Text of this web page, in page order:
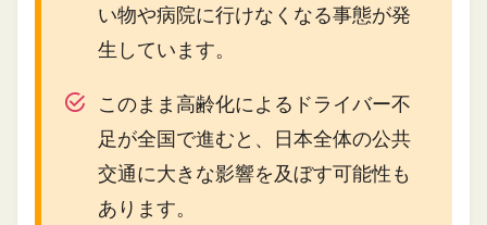
い物や病院に行けなくなる事態が発
生しています。
このまま高齢化によるドライバー不
足が全国で進むと、日本全体の公共
交通に大きな影響を及ぼす可能性も
あります。